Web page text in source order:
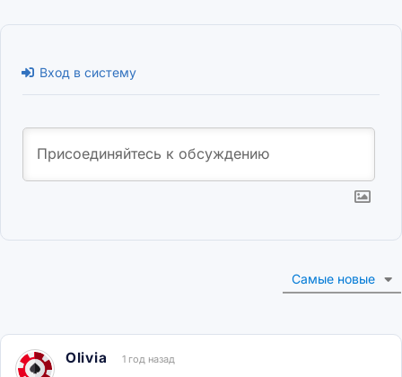
Вход в систему
Самые новые
Olivia 1 год назад